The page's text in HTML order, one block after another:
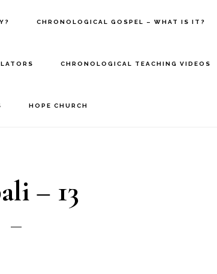
CHRONOLOGICAL GOSPEL – WHAT IS IT?
CHRONOLOGICAL TEACHING VIDEOS
HOPE CHURCH
– 13